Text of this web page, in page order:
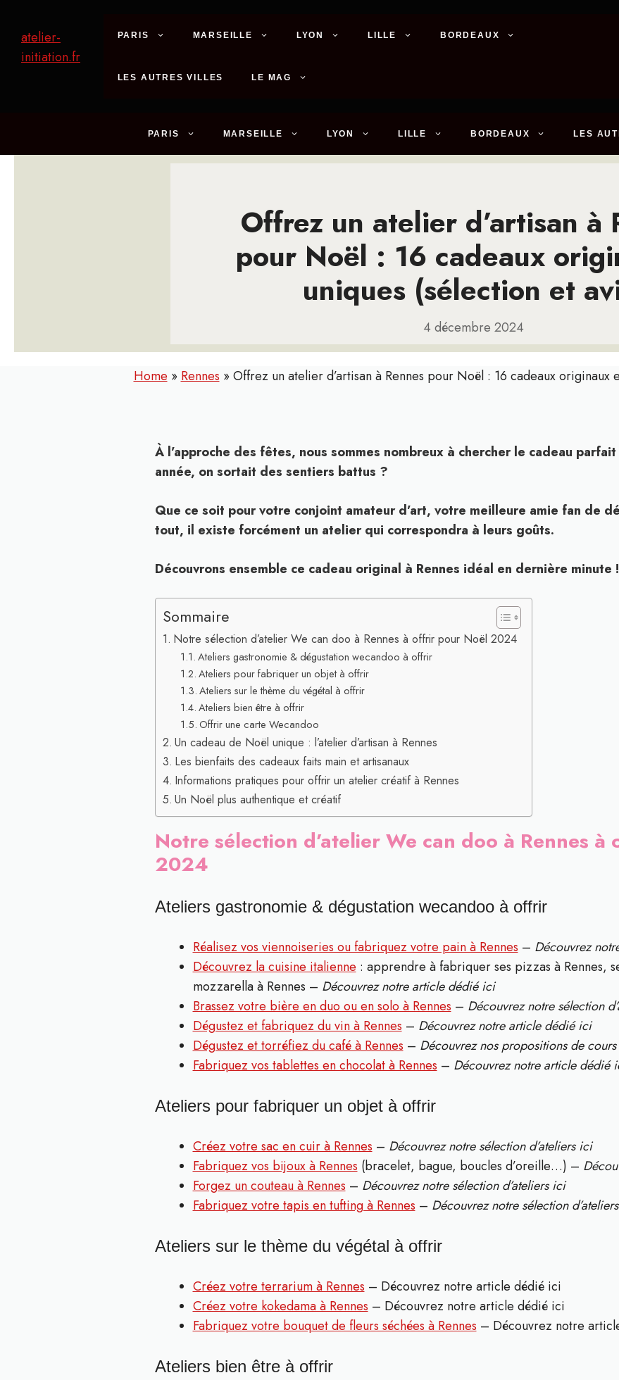
contenu
atelier-
initiation.fr
PARIS MARSEILLE LYON LILLE BORDEAUX
LES AUTRES VILLES LE MAG
PARIS MARSEILLE LYON LILLE BORDEAUX LES
Offrez un atelier d’artisan à
pour Noël : 16 cadeaux
uniques (sélection et
4 décembre 2024
Home » Rennes »Offrez un atelier d’artisan à Rennes pour Noël : 16 cadeaux originaux
À l’approche des fêtes, nous sommes nombreux à chercher le cadeau
année, on sortait des sentiers battus ?
Que ce soit pour votre conjoint amateur d’art, votre meilleure amie fan de
tout, il existe forcément un atelier qui correspondra à leurs goûts.
Découvrons ensemble ce cadeau original à Rennes idéal en dernière minute !
Sommaire
Notre sélection d’atelier We can doo à Rennes à offrir pour Noël 2024
Ateliers gastronomie & dégustation wecandoo à offrir
Ateliers pour fabriquer un objet à offrir
Ateliers sur le thème du végétal à offrir
Ateliers bien être à offrir
Offrir une carte Wecandoo
Un cadeau de Noël unique : l’atelier d’artisan à Rennes
Les bienfaits des cadeaux faits main et artisanaux
Informations pratiques pour offrir un atelier créatif à Rennes
Un Noël plus authentique et créatif
Notre sélection d’atelier We can doo à Rennes
2024
Ateliers gastronomie & dégustation wecandoo à offrir
Réalisez vos viennoiseries ou fabriquez votre pain à Rennes – Découvrez
Découvrez la cuisine italienne : apprendre à fabriquer ses pizzas à Rennes,
mozzarella à Rennes – Découvrez notre article dédié ici
Brassez votre bière en duo ou en solo à Rennes – Découvrez notre sélection
Dégustez et fabriquez du vin à Rennes – Découvrez notre article dédié ici
Dégustez et torréfiez du café à Rennes – Découvrez nos propositions de
Fabriquez vos tablettes en chocolat à Rennes – Découvrez notre article dédié
Ateliers pour fabriquer un objet à offrir
Créez votre sac en cuir à Rennes – Découvrez notre sélection d’ateliers ici
Fabriquez vos bijoux à Rennes (bracelet, bague, boucles d’oreille…) –
Forgez un couteau à Rennes – Découvrez notre sélection d’ateliers ici
Fabriquez votre tapis en tufting à Rennes – Découvrez notre sélection
Ateliers sur le thème du végétal à offrir
Créez votre terrarium à Rennes – Découvrez notre article dédié ici
Créez votre kokedama à Rennes – Découvrez notre article dédié ici
Fabriquez votre bouquet de fleurs séchées à Rennes – Découvrez notre
Ateliers bien être à offrir